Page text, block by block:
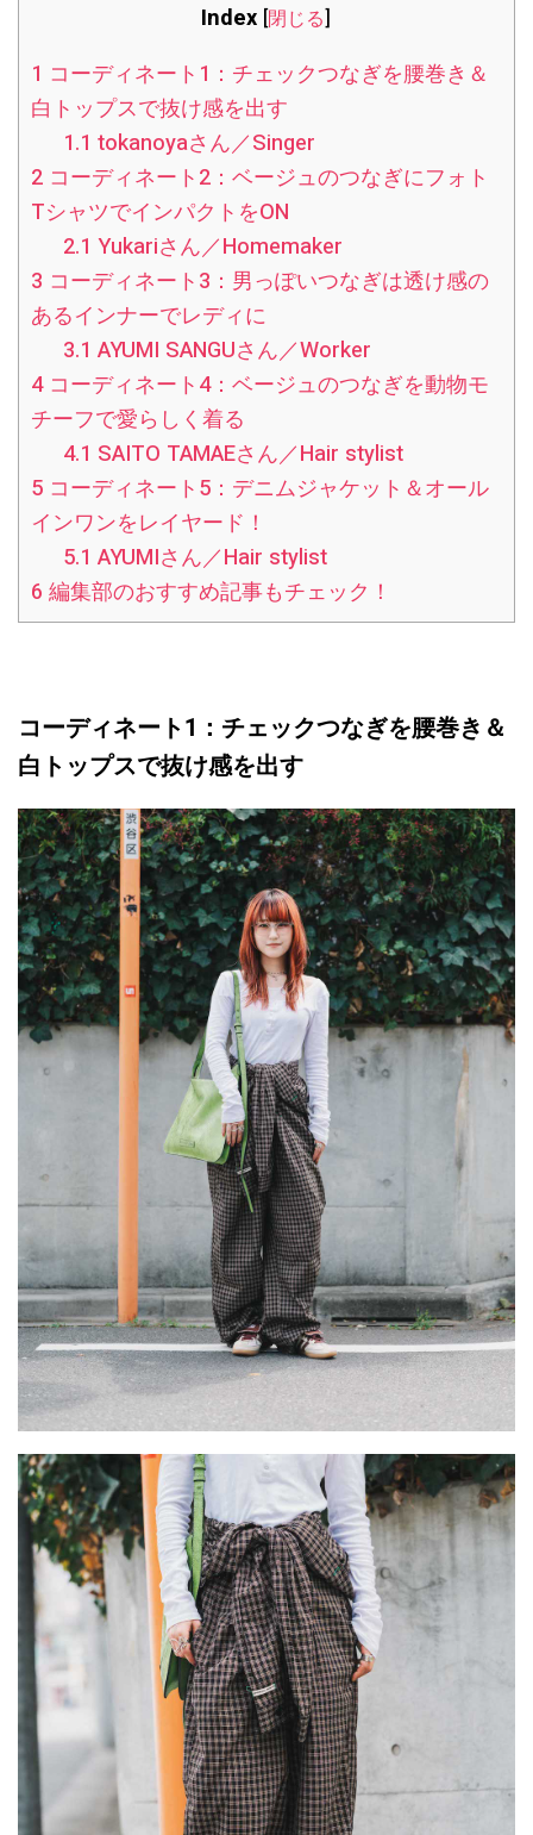
Index [閉じる]
1 コーディネート1：チェックつなぎを腰巻き＆
白トップスで抜け感を出す
1.1 tokanoyaさん／Singer
2コーディネート2：ベージュのつなぎにフォト
TシャツでインパクトをON
2.1 Yukariさん／Homemaker
3 コーディネート3：男っぽいつなぎは透け感の
あるインナーでレディに
3.1 AYUMI SANGUさん／Worker
4コーディネート4：ベージュのつなぎを動物モ
チーフで愛らしく着る
4.1 SAITO TAMAEさん／Hair stylist
5コーディネート5：デニムジャケット＆オール
インワンをレイヤード！
5.1 AYUMIさん／Hair stylist
6 編集部のおすすめ記事もチェック！
コーディネート1：チェックつなぎを腰巻き＆
白トップスで抜け感を出す